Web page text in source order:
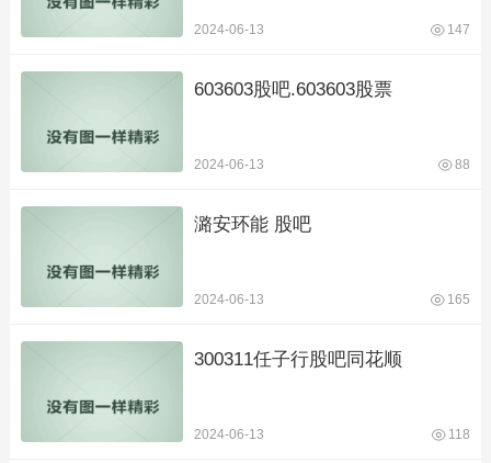
2024-06-13 147
603603股吧.603603股票
2024-06-13 88
潞安环能 股吧
2024-06-13 165
300311任子行股吧同花顺
2024-06-13 118